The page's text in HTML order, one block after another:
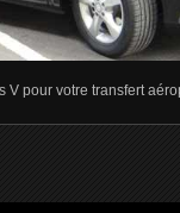
V pour votre transfert